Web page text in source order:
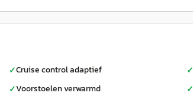
✓Cruise control adaptief ✓
✓Voorstoelen verwarmd ✓